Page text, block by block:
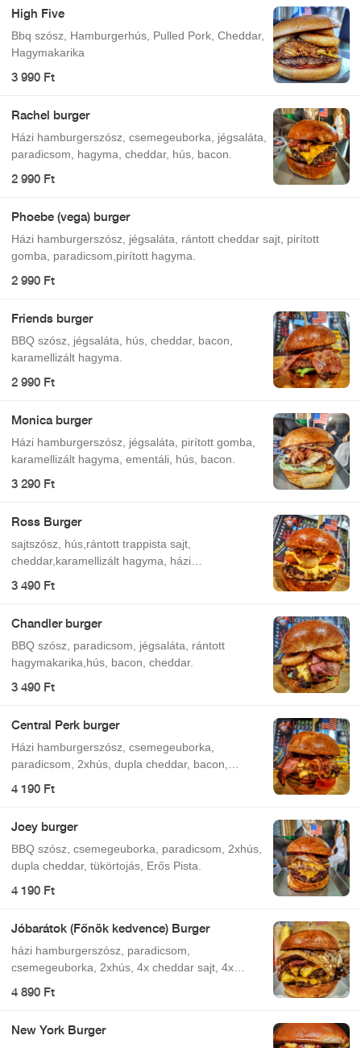
High Five
Bbq szósz, Hamburgerhús, Pulled Pork, Cheddar,
Hagymakarika
3 990 Ft
Rachel burger
Házi hamburgerszósz, csemegeuborka, jégsaláta,
paradicsom, hagyma, cheddar, hús, bacon.
2 990 Ft
Phoebe (vega) burger
Házi hamburgerszósz, jégsaláta, rántott cheddar sajt, pirított
gomba, paradicsom,pirított hagyma.
2 990 Ft
Friends burger
BBQ szósz, jégsaláta, hús, cheddar, bacon,
karamellizált hagyma.
2 990 Ft
Monica burger
Házi hamburgerszósz, jégsaláta, pirított gomba,
karamellizált hagyma, ementáli, hús, bacon.
3 290 Ft
Ross Burger
sajtszósz, hús,rántott trappista sajt,
cheddar,karamellizált hagyma, házi
3 490 Ft
Chandler burger
BBQ szósz, paradicsom, jégsaláta, rántott
hagymakarika,hús, bacon, cheddar.
3 490 Ft
Central Perk burger
Házi hamburgerszósz, csemegeuborka,
paradicsom, 2xhús, dupla cheddar, bacon,
4 190 Ft
Joey burger
BBQ szósz, csemegeuborka, paradicsom, 2xhús,
dupla cheddar, tükörtojás, Erős Pista.
4 190 Ft
Jóbarátok (Főnök kedvence) Burger
házi hamburgerszósz, paradicsom,
csemegeuborka, 2xhús, 4x cheddar sajt, 4x
4 890 Ft
New York Burger